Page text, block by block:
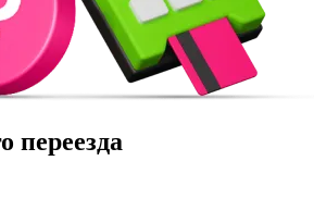
переезда